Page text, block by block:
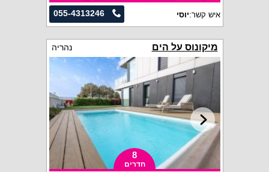
055-4313246 איש קשר:יוסי
מיקונוס על הים נהריה
8
חדרים